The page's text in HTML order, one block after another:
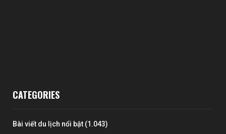
CATEGORIES
Bài viết du lịch nổi bật (1.043)